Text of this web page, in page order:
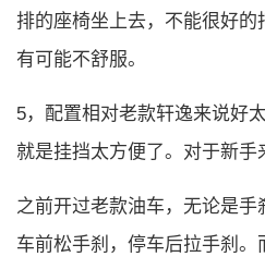
排的座椅坐上去，不能很好的
有可能不舒服。
5，配置相对老款轩逸来说好
就是挂挡太方便了。对于新手
之前开过老款油车，无论是
车前松手刹，停车后拉手刹